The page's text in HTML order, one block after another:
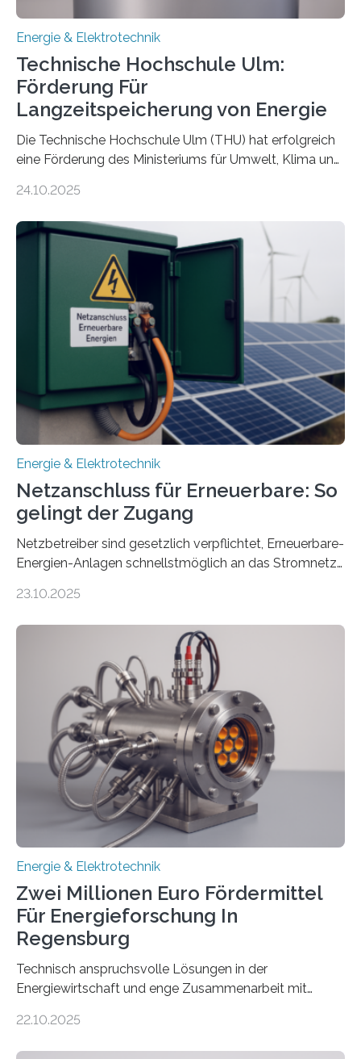
Energie & Elektrotechnik
Technische Hochschule Ulm:
Förderung Für
Langzeitspeicherung von Energie
Die Technische Hochschule Ulm (THU) hat erfolgreich
eine Förderung des Ministeriums für Umwelt, Klima und
Forschungsprojekt „LAGER – Langzeitspeicherung in
Quartieren“ eingeworben. Ziel des Projekts ist die
Entwicklung, Erprobung und Demonstration von
Konzepten zur langfristigen Energiespeicherung in
sektorübergreifend vernetzten Energiesystemen. Das
Projekt startete am 15. Oktober 2025, hat eine Laufzeit
von drei Jahren und ein Gesamtvolumen von rund 2,9
Millionen Euro, wovon 2,6 Millionen Euro durch das
Ministerium für Umwelt, Klima und…
24.10.2025
Energie & Elektrotechnik
Netzanschluss für Erneuerbare: So
gelingt der Zugang
Netzbetreiber sind gesetzlich verpflichtet, Erneuerbare-
Energien-Anlagen schnellstmöglich an das Stromnetz
ermöglichen. Doch der dafür nötige Netzausbau hinkt
einem „Anschlussstau“. Die Stiftung
Umweltenergierecht hat den Rechtsrahmen in einem
neuen Bericht für die Praxis eingeordnet – inklusive der
Rolle von flexiblen Netzanschlussvereinbarungen. Der
Netzanschluss von Erneuerbare-Energien-Anlagen
(EE-Anlagen) ist entscheidend für die Energiewende.
Denn ohne Anschluss an das Netz kann kein Strom
eingespeist werden. Nach dem Erneuerbare-Energien-
Gesetz (EEG) sind Netzbetreiber…
23.10.2025
Energie & Elektrotechnik
Zwei Millionen Euro Fördermittel
Für Energieforschung In
Regensburg
Technisch anspruchsvolle Lösungen in der
Energiewirtschaft und enge Zusammenarbeit mit
neuen EU-geförderten Transfer-Projekte zu
22.10.2025